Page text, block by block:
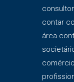
contar
área